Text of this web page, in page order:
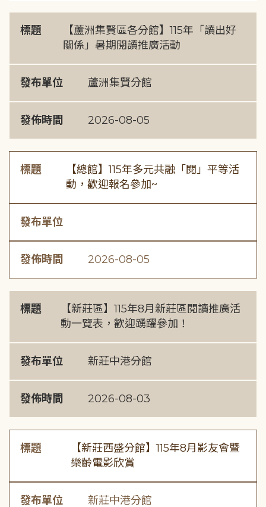
標題
【蘆洲集賢區各分館】115年「讀出好
關係」暑期閱讀推廣活動
發布單位 蘆洲集賢分館
發佈時間 2026-08-05
標題
【總館】115年多元共融「閱」平等活
動，歡迎報名參加~
發布單位
發佈時間 2026-08-05
標題
【新莊區】115年8月新莊區閱讀推廣活
動一覽表，歡迎踴躍參加！
發布單位 新莊中港分館
發佈時間 2026-08-03
標題
【新莊西盛分館】115年8月影友會暨
樂齡電影欣賞
發布單位 新莊中港分館